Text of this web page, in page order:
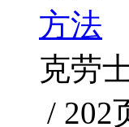
方法
克劳
/ 202